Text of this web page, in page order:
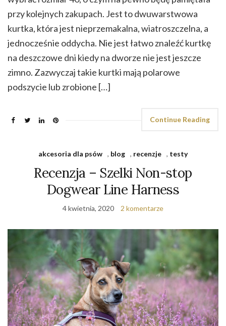
przy kolejnych zakupach. Jest to dwuwarstwowa
kurtka, która jest nieprzemakalna, wiatroszczelna, a
jednocześnie oddycha. Nie jest łatwo znaleźć kurtkę
na deszczowe dni kiedy na dworze nie jest jeszcze
zimno. Zazwyczaj takie kurtki mają polarowe
podszycie lub zrobione […]
Continue Reading
akcesoria dla psów , blog , recenzje , testy
Recenzja – Szelki Non-stop
Dogwear Line Harness
4 kwietnia, 2020 2 komentarze